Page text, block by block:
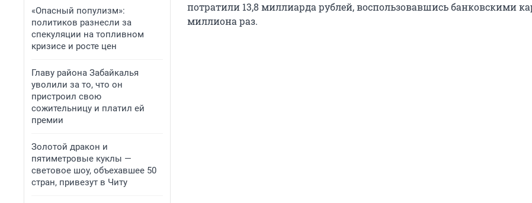
«Опасный популизм»:
политиков разнесли за
спекуляции на топливном
кризисе и росте цен
Главу района Забайкалья
уволили за то, что он
пристроил свою
сожительницу и платил ей
премии
Золотой дракон и
пятиметровые куклы —
световое шоу, объехавшее 50
стран, привезут в Читу
потратили 13,8 миллиарда рублей, воспользовавшись банковскими
миллиона раз.